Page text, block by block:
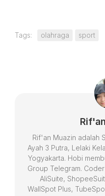
Tags: olahraga sport
Rif'an Muazin adalah
Ayah 3 Putra, Lelaki
Yogyakarta. Hobi
Group Telegram.
AliSuite,
WallSpot Plus,